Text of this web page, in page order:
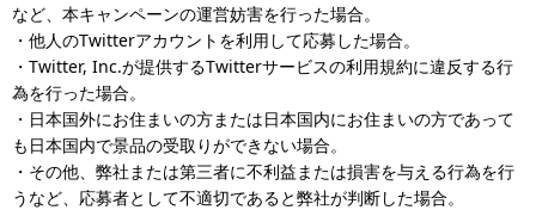
など、本キャンペーンの運営妨害を行った場合。
・他人のTwitterアカウントを利用して応募した場合。
・Twitter, Inc.が提供するTwitterサービスの利用規約に違反する行
為を行った場合。
・日本国外にお住まいの方または日本国内にお住まいの方であって
も日本国内で景品の受取りができない場合。
・その他、弊社または第三者に不利益または損害を与える行為を行
うなど、応募者として不適切であると弊社が判断した場合。